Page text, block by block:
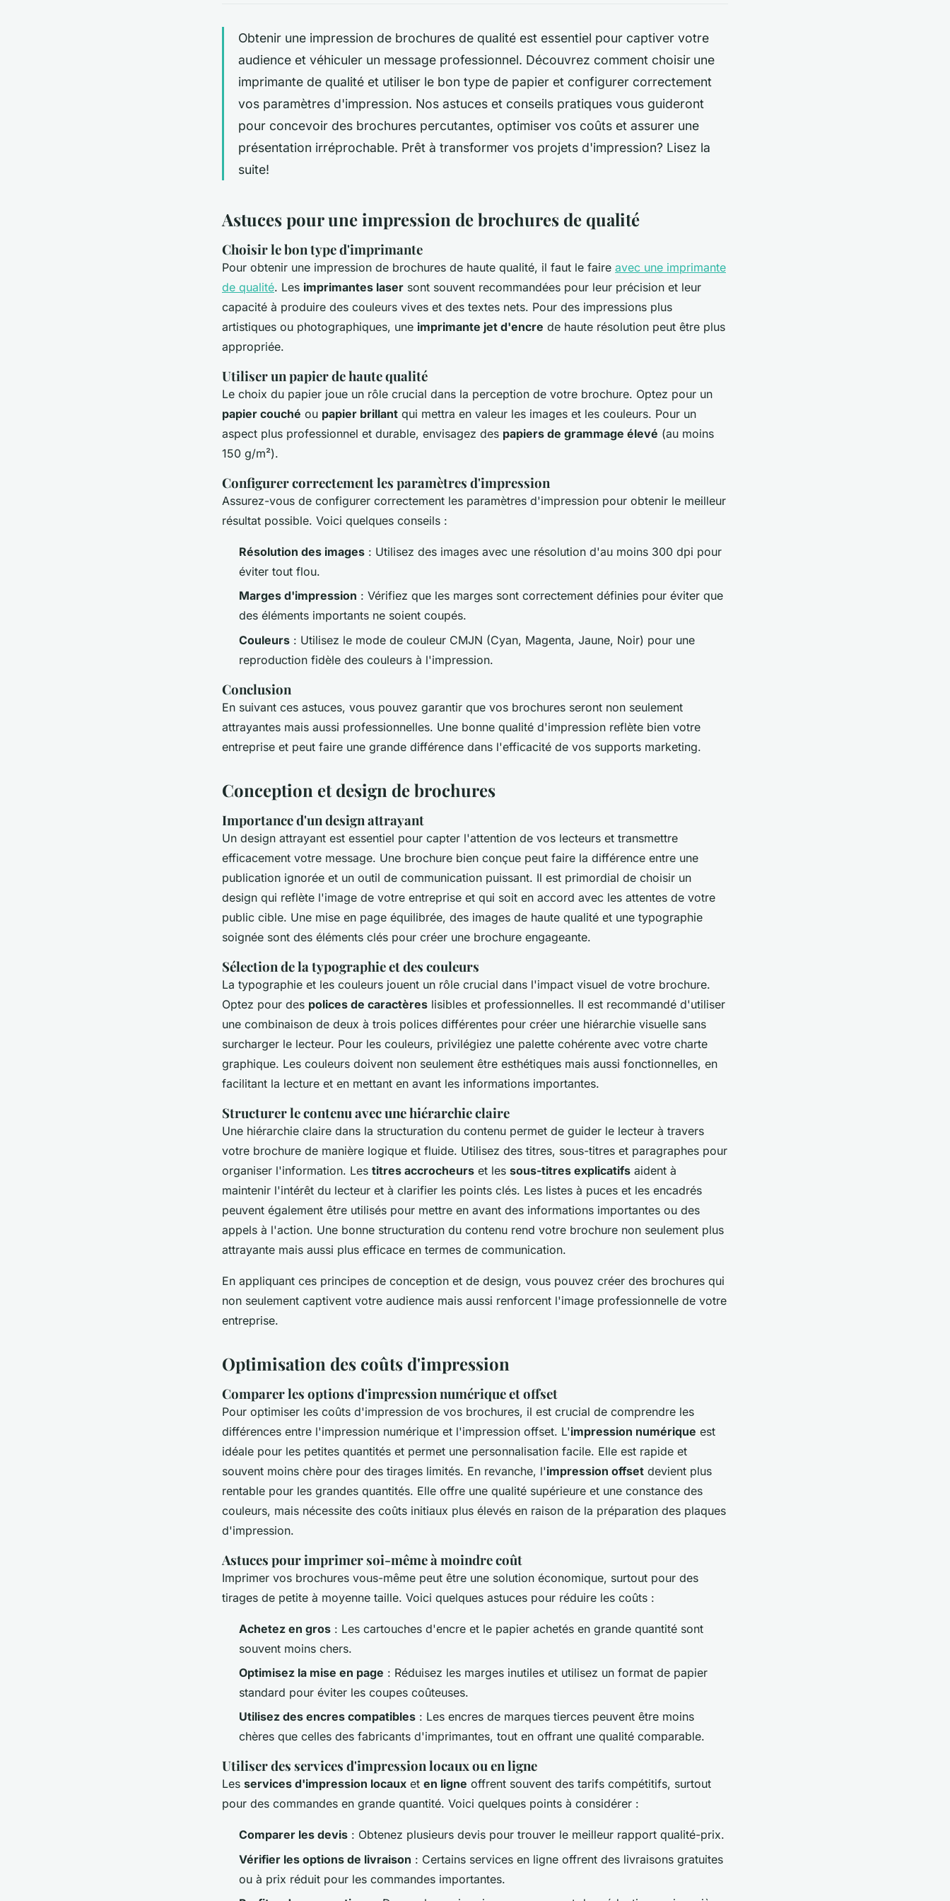
Obtenir une impression de brochures de qualité est essentiel pour captiver votre
audience et véhiculer un message professionnel. Découvrez comment choisir une
imprimante de qualité et utiliser le bon type de papier et configurer correctement
vos paramètres d'impression. Nos astuces et conseils pratiques vous guideront
pour concevoir des brochures percutantes, optimiser vos coûts et assurer une
présentation irréprochable. Prêt à transformer vos projets d'impression? Lisez la
suite!
Astuces pour une impression de brochures de qualité
Choisir le bon type d'imprimante
Pour obtenir une impression de brochures de haute qualité, il faut le faire avec une imprimante
de qualité. Les imprimantes laser sont souvent recommandées pour leur précision et leur
capacité à produire des couleurs vives et des textes nets. Pour des impressions plus
artistiques ou photographiques, une imprimante jet d'encre de haute résolution peut être plus
appropriée.
Utiliser un papier de haute qualité
Le choix du papier joue un rôle crucial dans la perception de votre brochure. Optez pour un
papier couché ou papier brillant qui mettra en valeur les images et les couleurs. Pour un
aspect plus professionnel et durable, envisagez des papiers de grammage élevé (au moins
150 g/m²).
Configurer correctement les paramètres d'impression
Assurez-vous de configurer correctement les paramètres d'impression pour obtenir le meilleur
résultat possible. Voici quelques conseils :
Résolution des images : Utilisez des images avec une résolution d'au moins 300 dpi pour
éviter tout flou.
Marges d'impression : Vérifiez que les marges sont correctement définies pour éviter que
des éléments importants ne soient coupés.
Couleurs : Utilisez le mode de couleur CMJN (Cyan, Magenta, Jaune, Noir) pour une
reproduction fidèle des couleurs à l'impression.
Conclusion
En suivant ces astuces, vous pouvez garantir que vos brochures seront non seulement
attrayantes mais aussi professionnelles. Une bonne qualité d'impression reflète bien votre
entreprise et peut faire une grande différence dans l'efficacité de vos supports marketing.
Conception et design de brochures
Importance d'un design attrayant
Un design attrayant est essentiel pour capter l'attention de vos lecteurs et transmettre
efficacement votre message. Une brochure bien conçue peut faire la différence entre une
publication ignorée et un outil de communication puissant. Il est primordial de choisir un
design qui reflète l'image de votre entreprise et qui soit en accord avec les attentes de votre
public cible. Une mise en page équilibrée, des images de haute qualité et une typographie
soignée sont des éléments clés pour créer une brochure engageante.
Sélection de la typographie et des couleurs
La typographie et les couleurs jouent un rôle crucial dans l'impact visuel de votre brochure.
Optez pour des polices de caractères lisibles et professionnelles. Il est recommandé d'utiliser
une combinaison de deux à trois polices différentes pour créer une hiérarchie visuelle sans
surcharger le lecteur. Pour les couleurs, privilégiez une palette cohérente avec votre charte
graphique. Les couleurs doivent non seulement être esthétiques mais aussi fonctionnelles, en
facilitant la lecture et en mettant en avant les informations importantes.
Structurer le contenu avec une hiérarchie claire
Une hiérarchie claire dans la structuration du contenu permet de guider le lecteur à travers
votre brochure de manière logique et fluide. Utilisez des titres, sous-titres et paragraphes pour
organiser l'information. Les titres accrocheurs et les sous-titres explicatifs aident à
maintenir l'intérêt du lecteur et à clarifier les points clés. Les listes à puces et les encadrés
peuvent également être utilisés pour mettre en avant des informations importantes ou des
appels à l'action. Une bonne structuration du contenu rend votre brochure non seulement plus
attrayante mais aussi plus efficace en termes de communication.
En appliquant ces principes de conception et de design, vous pouvez créer des brochures qui
non seulement captivent votre audience mais aussi renforcent l'image professionnelle de votre
entreprise.
Optimisation des coûts d'impression
Comparer les options d'impression numérique et offset
Pour optimiser les coûts d'impression de vos brochures, il est crucial de comprendre les
différences entre l'impression numérique et l'impression offset. L'impression numérique est
idéale pour les petites quantités et permet une personnalisation facile. Elle est rapide et
souvent moins chère pour des tirages limités. En revanche, l'impression offset devient plus
rentable pour les grandes quantités. Elle offre une qualité supérieure et une constance des
couleurs, mais nécessite des coûts initiaux plus élevés en raison de la préparation des plaques
d'impression.
Astuces pour imprimer soi-même à moindre coût
Imprimer vos brochures vous-même peut être une solution économique, surtout pour des
tirages de petite à moyenne taille. Voici quelques astuces pour réduire les coûts :
Achetez en gros : Les cartouches d'encre et le papier achetés en grande quantité sont
souvent moins chers.
Optimisez la mise en page : Réduisez les marges inutiles et utilisez un format de papier
standard pour éviter les coupes coûteuses.
Utilisez des encres compatibles : Les encres de marques tierces peuvent être moins
chères que celles des fabricants d'imprimantes, tout en offrant une qualité comparable.
Utiliser des services d'impression locaux ou en ligne
Les services d'impression locaux et en ligne offrent souvent des tarifs compétitifs, surtout
pour des commandes en grande quantité. Voici quelques points à considérer :
Comparer les devis : Obtenez plusieurs devis pour trouver le meilleur rapport qualité-prix.
Vérifier les options de livraison : Certains services en ligne offrent des livraisons gratuites
ou à prix réduit pour les commandes importantes.